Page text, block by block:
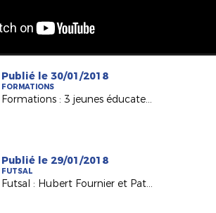
Publié le 30/01/2018
FORMATIONS
Formations : 3 jeunes éducateurs heureux titulaires du B.M.F.
Publié le 29/01/2018
FUTSAL
Futsal : Hubert Fournier et Patrick Pion à fond derrière les Bleus !